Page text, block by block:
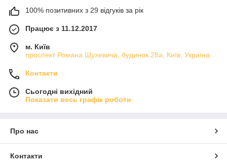
100% позитивних з 29 відгуків за рік
Працює з 11.12.2017
м. Київ
проспект Романа Шухевича, будинок 28а, Київ, Україна
Контакти
Сьогодні вихідний
Показати весь графік роботи
Про нас
Контакти